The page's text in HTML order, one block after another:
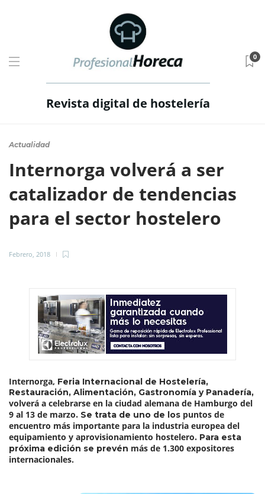
Revista digital de hostelería
0
Actualidad
Internorga volverá a ser
catalizador de tendencias
para el sector hostelero
Febrero, 2018
Internorga, Feria Internacional de Hostelería,
Restauración, Alimentación, Gastronomía y Panadería,
volverá a celebrarse en la ciudad alemana de Hamburgo del
9 al 13 de marzo. Se trata de uno de los puntos de
encuentro más importante para la industria europea del
equipamiento y aprovisionamiento hostelero. Para esta
próxima edición se prevén más de 1.300 expositores
internacionales.